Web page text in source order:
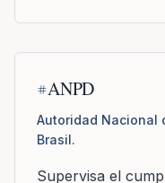
ANPD
Autoridad Nacional
Brasil.
Supervisa el